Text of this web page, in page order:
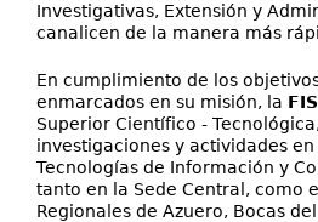
Investigativas, Extensión y
canalicen de la manera más
En cumplimiento de los
enmarcados en su misión, la
Superior Científico -
investigaciones y actividades
Tecnologías de Información y
tanto en la Sede Central, como
Regionales de Azuero, Bocas